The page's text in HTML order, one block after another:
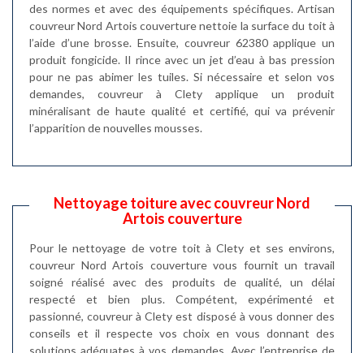
des normes et avec des équipements spécifiques. Artisan
couvreur Nord Artois couverture nettoie la surface du toit à
l’aide d’une brosse. Ensuite, couvreur 62380 applique un
produit fongicide. Il rince avec un jet d’eau à bas pression
pour ne pas abimer les tuiles. Si nécessaire et selon vos
demandes, couvreur à Clety applique un produit
minéralisant de haute qualité et certifié, qui va prévenir
l’apparition de nouvelles mousses.
Nettoyage toiture avec couvreur Nord
Artois couverture
Pour le nettoyage de votre toit à Clety et ses environs,
couvreur Nord Artois couverture vous fournit un travail
soigné réalisé avec des produits de qualité, un délai
respecté et bien plus. Compétent, expérimenté et
passionné, couvreur à Clety est disposé à vous donner des
conseils et il respecte vos choix en vous donnant des
solutions adéquates à vos demandes. Avec l’entreprise de